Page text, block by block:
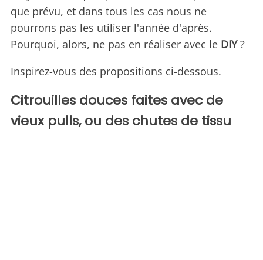
que prévu, et dans tous les cas nous ne
pourrons pas les utiliser l'année d'après.
Pourquoi, alors, ne pas en réaliser avec le DIY?
Inspirez-vous des propositions ci-dessous.
Citrouilles douces faites avec de
vieux pulls, ou des chutes de tissu